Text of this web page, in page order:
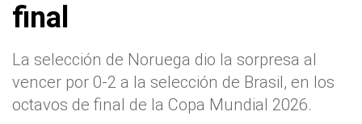
final
La selección de Noruega dio la sorpresa al
vencer por 0-2 a la selección de Brasil, en los
octavos de final de la Copa Mundial 2026.